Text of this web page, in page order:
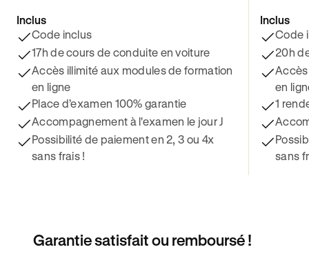
Inclus
Code inclus
17h de cours de conduite en voiture
Accès illimité aux modules de formation
en ligne
Place d’examen 100% garantie
Accompagnement à l'examen le jour J
Possibilité de paiement en 2, 3 ou 4x
sans frais !
Inclus
Code
20h
en
1
sans
Garantie satisfait ou remboursé !